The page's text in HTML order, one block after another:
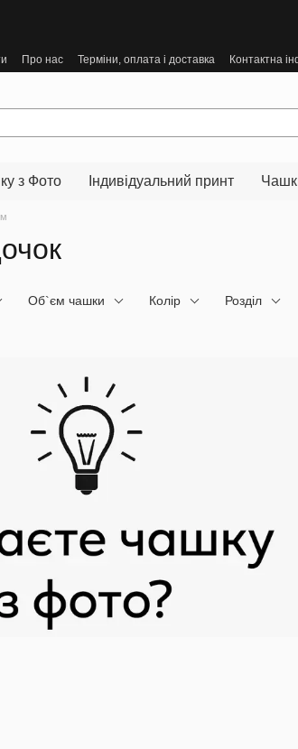
Про нас Терміни, оплата і доставка Контактна
з Фото Індивідуальний принт
Об`єм чашки Колір Розділ